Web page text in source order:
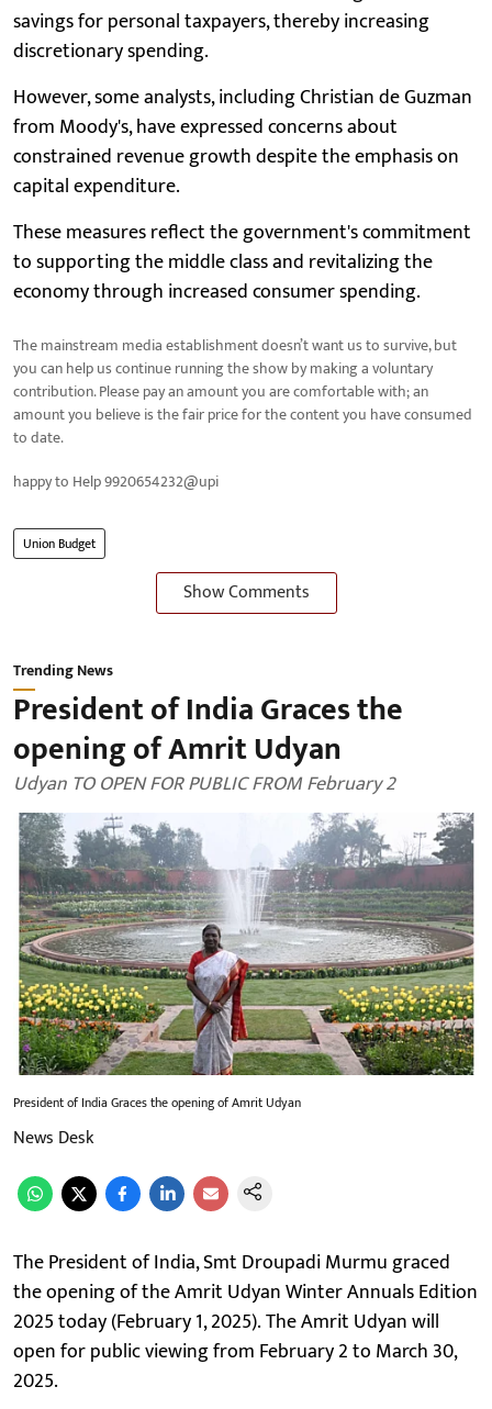
savings for personal taxpayers, thereby increasing
discretionary spending.
However, some analysts, including Christian de Guzman
from Moody's, have expressed concerns about
constrained revenue growth despite the emphasis on
capital expenditure.
These measures reflect the government's commitment
to supporting the middle class and revitalizing the
economy through increased consumer spending.
The mainstream media establishment doesn’t want us to survive, but
you can help us continue running the show by making a voluntary
contribution. Please pay an amount you are comfortable with; an
amount you believe is the fair price for the content you have consumed
to date.
happy to Help 9920654232@upi
Union Budget
Show Comments
Trending News
President of India Graces the
opening of Amrit Udyan
Udyan TO OPEN FOR PUBLIC FROM February 2
President of India Graces the opening of Amrit Udyan
News Desk
The President of India, Smt Droupadi Murmu graced
the opening of the Amrit Udyan Winter Annuals Edition
2025 today (February 1, 2025). The Amrit Udyan will
open for public viewing from February 2 to March 30,
2025.